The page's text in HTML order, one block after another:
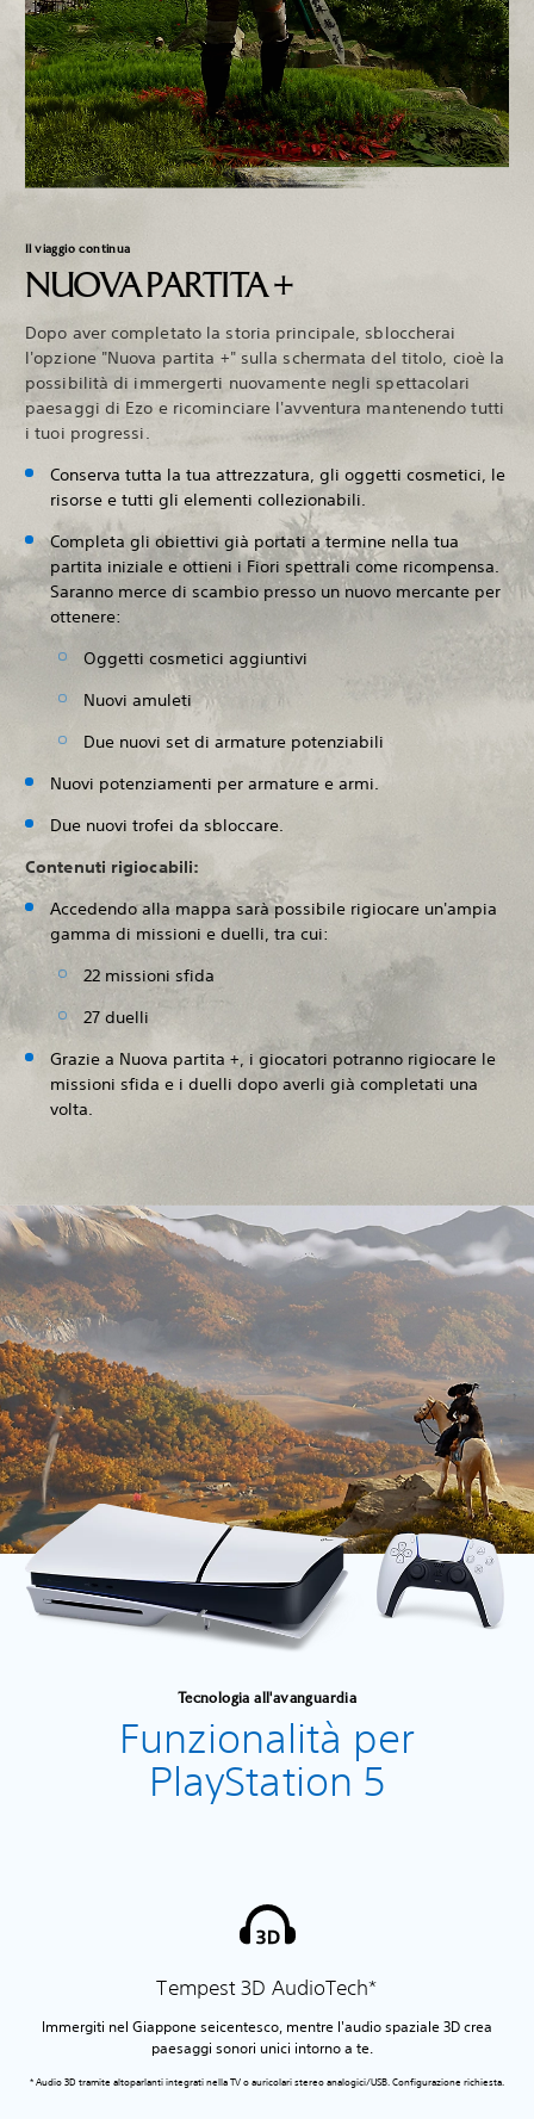
Il viaggio continua
NUOVA PARTITA +
Dopo aver completato la storia principale, sbloccherai
l'opzione "Nuova partita +" sulla schermata del titolo, cioè la
possibilità di immergerti nuovamente negli spettacolari
paesaggi di Ezo e ricominciare l'avventura mantenendo tutti
i tuoi progressi.
Conserva tutta la tua attrezzatura, gli oggetti cosmetici, le
risorse e tutti gli elementi collezionabili.
Completa gli obiettivi già portati a termine nella tua
partita iniziale e ottieni i Fiori spettrali come ricompensa.
Saranno merce di scambio presso un nuovo mercante per
ottenere:
Oggetti cosmetici aggiuntivi
Nuovi amuleti
Due nuovi set di armature potenziabili
Nuovi potenziamenti per armature e armi.
Due nuovi trofei da sbloccare.
Contenuti rigiocabili:
Accedendo alla mappa sarà possibile rigiocare un'ampia
gamma di missioni e duelli, tra cui:
22 missioni sfida
27 duelli
Grazie a Nuova partita +, i giocatori potranno rigiocare le
missioni sfida e i duelli dopo averli già completati una
volta.
Tecnologia all'avanguardia
Funzionalità per
PlayStation 5
Tempest 3D AudioTech*
Immergiti nel Giappone seicentesco, mentre l'audio spaziale 3D crea
paesaggi sonori unici intorno a te.
‎* Audio 3D tramite altoparlanti integrati nella TV o auricolari stereo analogici/USB. Configurazione richiesta.